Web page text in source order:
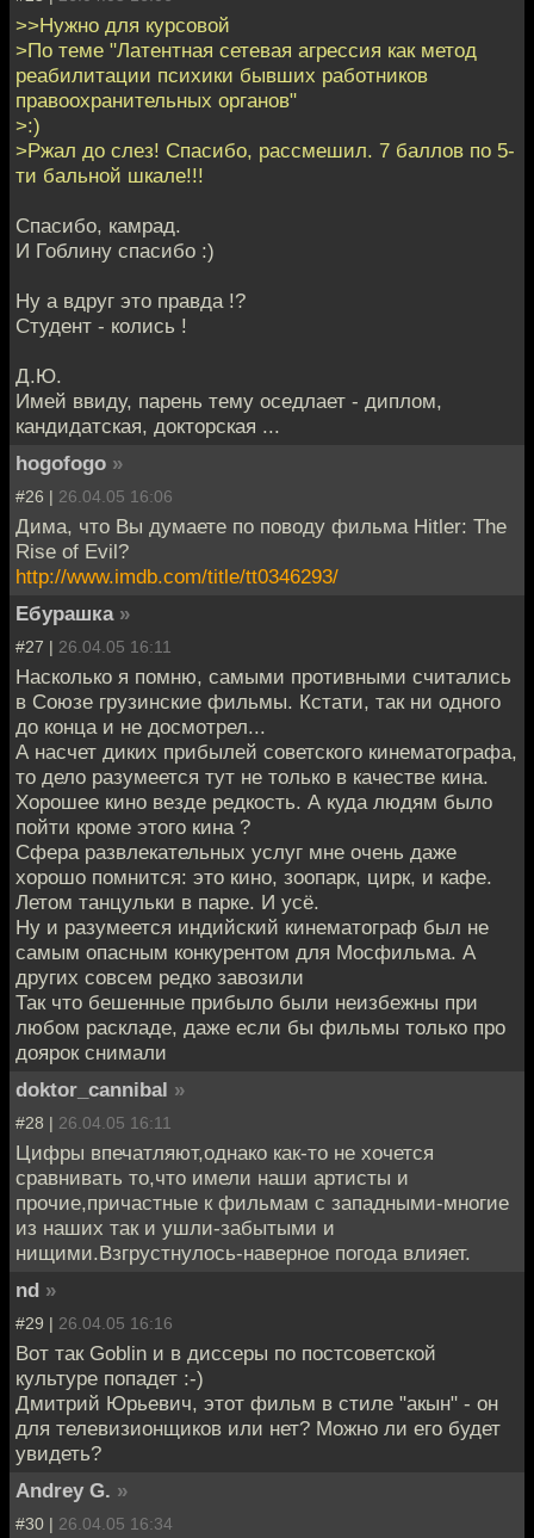
>>Нужно для курсовой
>По теме "Латентная сетевая агрессия как метод
реабилитации психики бывших работников
правоохранительных органов"
>:)
>Ржал до слез! Спасибо, рассмешил. 7 баллов по 5-
ти бальной шкале!!!
Спасибо, камрад.
И Гоблину спасибо :)
Ну а вдруг это правда !?
Студент - колись !
Д.Ю.
Имей ввиду, парень тему оседлает - диплом,
кандидатская, докторская ...
hogofogo »
#26 | 26.04.05 16:06
Дима, что Вы думаете по поводу фильма Hitler: The
Rise of Evil?
http://www.imdb.com/title/tt0346293/
Ебурашка »
#27 | 26.04.05 16:11
Насколько я помню, самыми противными считались
в Союзе грузинские фильмы. Кстати, так ни одного
до конца и не досмотрел...
А насчет диких прибылей советского кинематографа,
то дело разумеется тут не только в качестве кина.
Хорошее кино везде редкость. А куда людям было
пойти кроме этого кина ?
Сфера развлекательных услуг мне очень даже
хорошо помнится: это кино, зоопарк, цирк, и кафе.
Летом танцульки в парке. И усё.
Ну и разумеется индийский кинематограф был не
самым опасным конкурентом для Мосфильма. А
других совсем редко завозили
Так что бешенные прибыло были неизбежны при
любом раскладе, даже если бы фильмы только про
доярок снимали
doktor_cannibal »
#28 | 26.04.05 16:11
Цифры впечатляют,однако как-то не хочется
сравнивать то,что имели наши артисты и
прочие,причастные к фильмам с западными-многие
из наших так и ушли-забытыми и
нищими.Взгрустнулось-наверное погода влияет.
nd »
#29 | 26.04.05 16:16
Вот так Goblin и в диссеры по постсоветской
культуре попадет :-)
Дмитрий Юрьевич, этот фильм в стиле "акын" - он
для телевизионщиков или нет? Можно ли его будет
увидеть?
Andrey G. »
#30 | 26.04.05 16:34